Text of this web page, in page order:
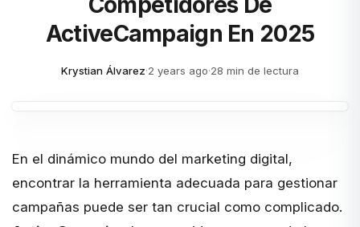
ActiveCampaign En 2025
Krystian Álvarez·2 years ago·28 min de lectura
En el dinámico mundo del marketing digital,
encontrar la herramienta adecuada para gestionar
campañas puede ser tan crucial como complicado.